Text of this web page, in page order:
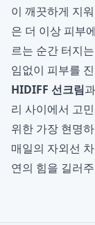
이 깨끗하게 지
은 더 이상 피부
르는 순간 터지
임없이 피부를
HIDIFF 선크림
리 사이에서 고
위한 가장 현명
매일의 자외선
연의 힘을 길러